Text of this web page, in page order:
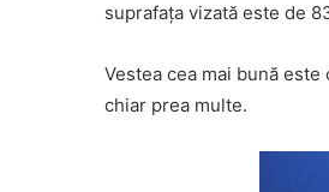
suprafața vizată este de
Vestea cea mai bună
chiar prea multe.